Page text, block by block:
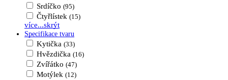
Srdíčko (95)
Čtyřlístek (15)
více...skrýt
Specifikace tvaru
Kytička (33)
Hvězdička (16)
Zvířátko (47)
Motýlek (12)